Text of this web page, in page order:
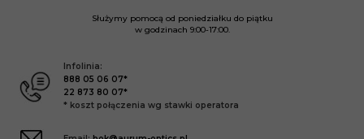
Służymy pomocą od poniedziałku do piątku
w godzinach 9:00-17:00.
Infolinia:
888 05 06 07*
22 873 80 07*
* koszt połączenia wg stawki operatora